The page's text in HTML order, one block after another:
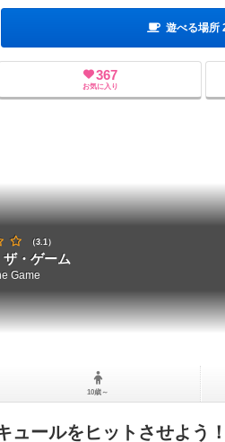
遊べる場所
367
お気に入り
（3.1）
ザ・ゲーム
Game
10歳～
ュールをヒットさせよう！